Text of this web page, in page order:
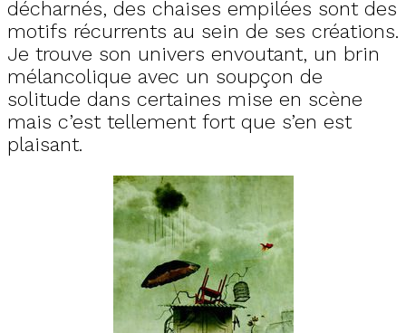
décharnés, des chaises empilées sont des
motifs récurrents au sein de ses créations.
Je trouve son univers envoutant, un brin
mélancolique avec un soupçon de
solitude dans certaines mise en scène
mais c’est tellement fort que s’en est
plaisant.